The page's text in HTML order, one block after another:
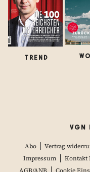
TREND
VGN
Abo Vertrag
Impressum
Kontakt